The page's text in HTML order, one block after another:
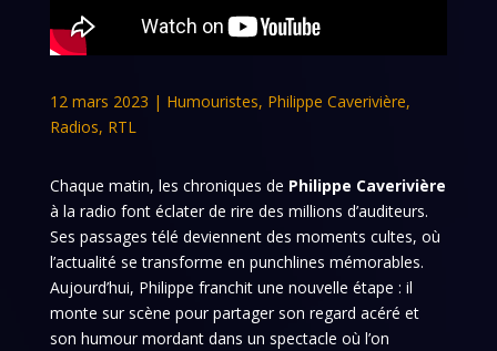
12 mars 2023 | Humouristes, Philippe Caverivière,
Radios, RTL
Chaque matin, les chroniques de Philippe Caverivière
à la radio font éclater de rire des millions d’auditeurs.
Ses passages télé deviennent des moments cultes, où
l’actualité se transforme en punchlines mémorables.
Aujourd’hui, Philippe franchit une nouvelle étape : il
monte sur scène pour partager son regard acéré et
son humour mordant dans un spectacle où l’on